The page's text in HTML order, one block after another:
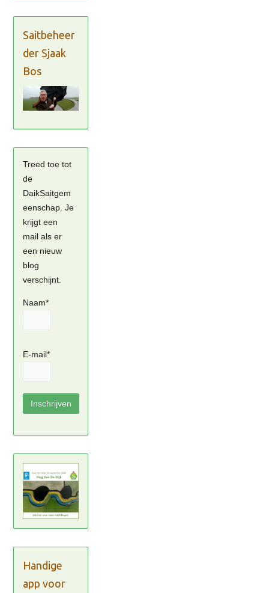
Saitbeheer
der Sjaak
Bos
Treed toe tot
de
DaikSaitgem
eenschap. Je
krijgt een
mail als er
een nieuw
blog
verschijnt.
Naam*
E-mail*
Handige
app voor